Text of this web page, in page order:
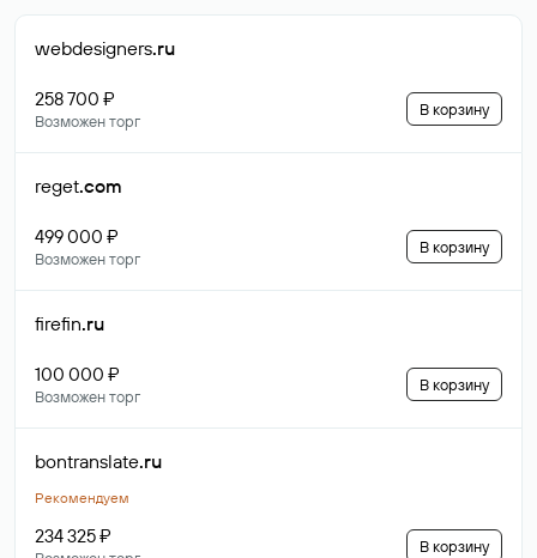
webdesigners.ru
258 700 ₽
Возможен торг
В корзину
reget.com
499 000 ₽
Возможен торг
В корзину
firefin.ru
100 000 ₽
Возможен торг
В корзину
bontranslate.ru
Рекомендуем
234 325 ₽ В корзину